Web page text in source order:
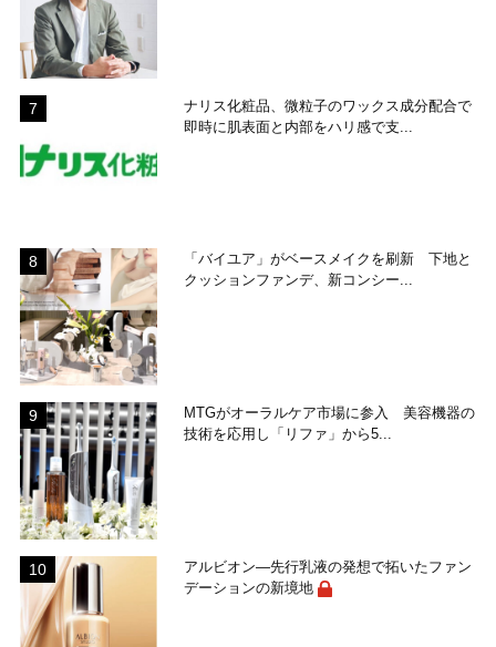
ナリス化粧品、微粒子のワックス成分配合で
即時に肌表面と内部をハリ感で支...
「バイユア」がベースメイクを刷新 下地と
クッションファンデ、新コンシー...
MTGがオーラルケア市場に参入 美容機器の
技術を応用し「リファ」から5...
アルビオン―先行乳液の発想で拓いたファン
デーションの新境地